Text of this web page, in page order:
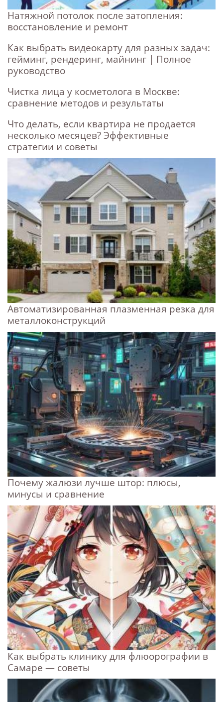
Натяжной потолок после затопления:
восстановление и ремонт
Как выбрать видеокарту для разных задач:
гейминг, рендеринг, майнинг | Полное
руководство
Чистка лица у косметолога в Москве:
сравнение методов и результаты
Что делать, если квартира не продается
несколько месяцев? Эффективные
стратегии и советы
Автоматизированная плазменная резка для
металлоконструкций
Почему жалюзи лучше штор: плюсы,
минусы и сравнение
Как выбрать клинику для флюорографии в
Самаре — советы